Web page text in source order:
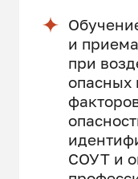
и
при
опасных
СОУТ и